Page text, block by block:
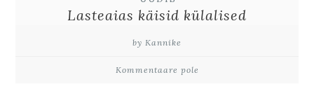
Lasteaias käisid külalised
by Kannike
Kommentaare pole